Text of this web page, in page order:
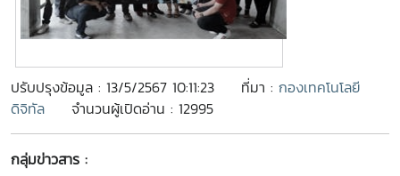
ปรับปรุงข้อมูล : 13/5/2567 10:11:23 ที่มา : กองเทคโนโลยี
ดิจิทัล
จำนวนผู้เปิดอ่าน : 12995
กลุ่มข่าวสาร :